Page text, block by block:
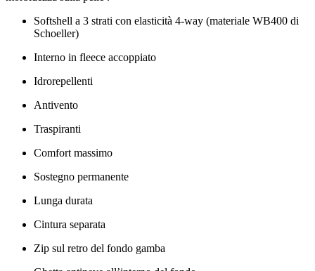
Softshell a 3 strati con elasticità 4‑way (materiale WB400 di
Schoeller)
Interno in fleece accoppiato
Idrorepellenti
Antivento
Traspiranti
Comfort massimo
Sostegno permanente
Lunga durata
Cintura separata
Zip sul retro del fondo gamba